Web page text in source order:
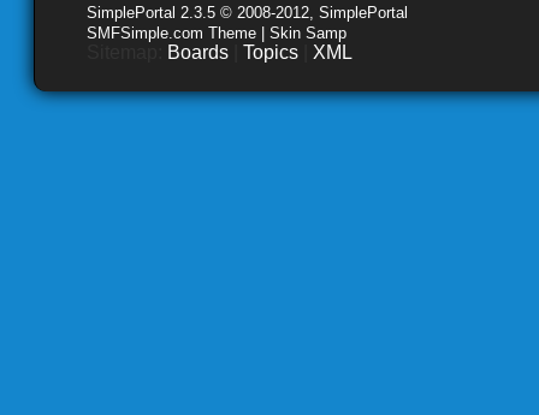
SimplePortal 2.3.5 © 2008-2012, SimplePortal
SMFSimple.com Theme | Skin Samp
Boards Topics XML